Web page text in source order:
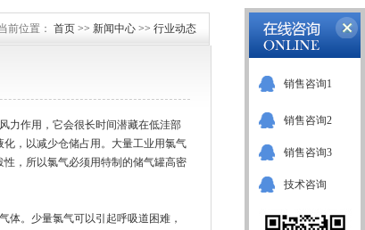
前位置： 首页 >> 新闻中心 >> 行业动态
作用，它会很长时间潜藏在低洼部
，以减少仓储占用。大量工业用氯气
，所以氯气必须用特制的储气罐高密
。少量氯气可以引起呼吸道困难，
销售咨询1
销售咨询2
销售咨询3
技术咨询